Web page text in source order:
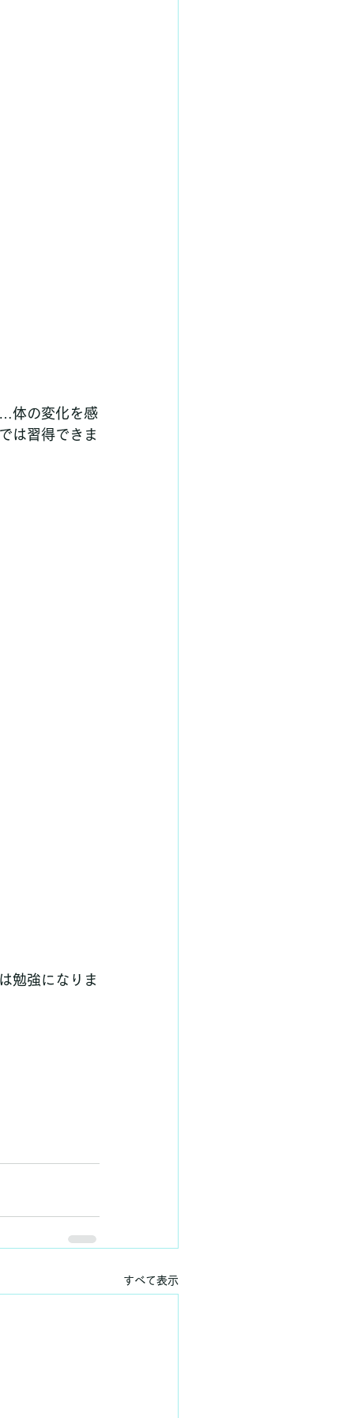
体の変化を感
は習得できま
勉強になりま
すべて表示